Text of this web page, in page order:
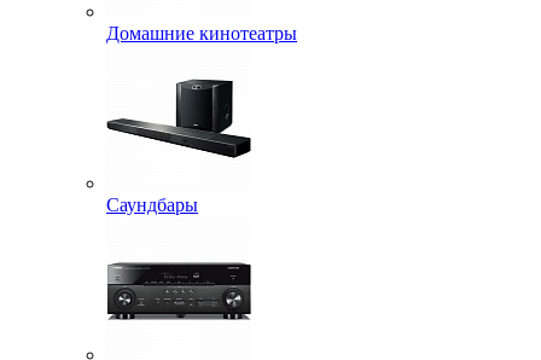
Домашние кинотеатры
Саундбары